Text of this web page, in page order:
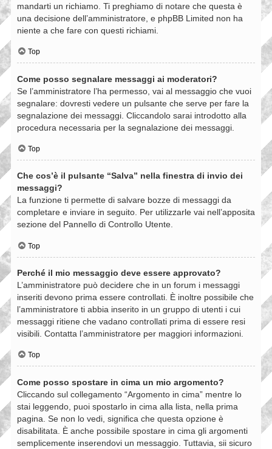
mandarti un richiamo. Ti preghiamo di notare che questa è
una decisione dell’amministratore, e phpBB Limited non ha
niente a che fare con questi richiami.
Top
Come posso segnalare messaggi ai moderatori?
Se l’amministratore l’ha permesso, vai al messaggio che vuoi
segnalare: dovresti vedere un pulsante che serve per fare la
segnalazione dei messaggi. Cliccandolo sarai introdotto alla
procedura necessaria per la segnalazione dei messaggi.
Top
Che cos’è il pulsante “Salva” nella finestra di invio dei
messaggi?
La funzione ti permette di salvare bozze di messaggi da
completare e inviare in seguito. Per utilizzarle vai nell’apposita
sezione del Pannello di Controllo Utente.
Top
Perché il mio messaggio deve essere approvato?
L’amministratore può decidere che in un forum i messaggi
inseriti devono prima essere controllati. È inoltre possibile che
l’amministratore ti abbia inserito in un gruppo di utenti i cui
messaggi ritiene che vadano controllati prima di essere resi
visibili. Contatta l’amministratore per maggiori informazioni.
Top
Come posso spostare in cima un mio argomento?
Cliccando sul collegamento “Argomento in cima” mentre lo
stai leggendo, puoi spostarlo in cima alla lista, nella prima
pagina. Se non lo vedi, significa che questa opzione è
disabilitata. È anche possibile spostare in cima gli argomenti
semplicemente inserendovi un messaggio. Tuttavia, sii sicuro